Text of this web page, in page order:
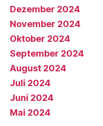
Dezember 2024
November 2024
Oktober 2024
September 2024
August 2024
Juli 2024
Juni 2024
Mai 2024